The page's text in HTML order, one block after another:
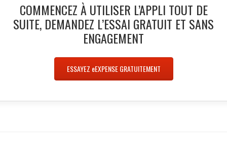
COMMENCEZ À UTILISER L’APPLI TOUT DE
SUITE, DEMANDEZ L’ESSAI GRATUIT ET SANS
ENGAGEMENT
ESSAYEZ eEXPENSE GRATUITEMENT